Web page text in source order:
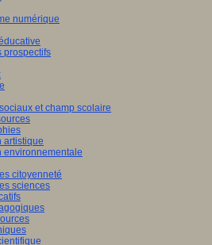
numérique
prospectifs
et champ scolaire
artistique
environnementale
citoyenneté
sciences